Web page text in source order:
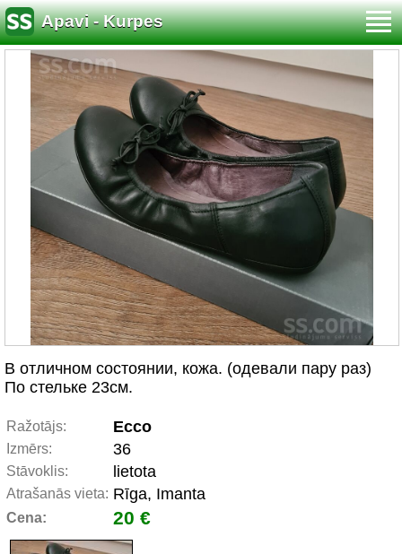
Apavi - Kurpes
В отличном состоянии, кожа. (одевали пару раз)
По стельке 23см.
Ražotājs: Ecco
Izmērs: 36
Stāvoklis: lietota
Atrašanās vieta: Rīga, Imanta
Cena: 20 €